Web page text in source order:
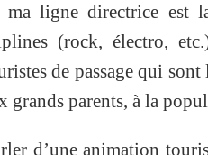
ma ligne directrice est
(rock, électro,
de passage qui sont
grands parents, à la
d’une animation